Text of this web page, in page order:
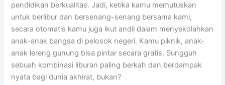
pendidikan berkualitas. Jadi, ketika kamu memutuskan
untuk berlibur dan bersenang-senang bersama kami,
secara otomatis kamu juga ikut andil dalam menyekolahkan
anak-anak bangsa di pelosok negeri. Kamu piknik, anak-
anak lereng gunung bisa pintar secara gratis. Sungguh
sebuah kombinasi liburan paling berkah dan berdampak
nyata bagi dunia akhirat, bukan?